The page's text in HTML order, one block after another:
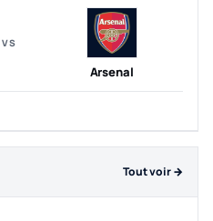
Arsenal
VS
Tout voir →